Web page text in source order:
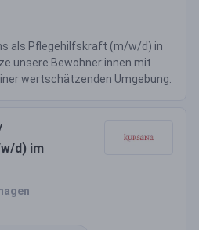
als Pflegehilfskraft (m/w/d) in
unsere Bewohner:innen mit
wertschätzenden Umgebung.
d) im